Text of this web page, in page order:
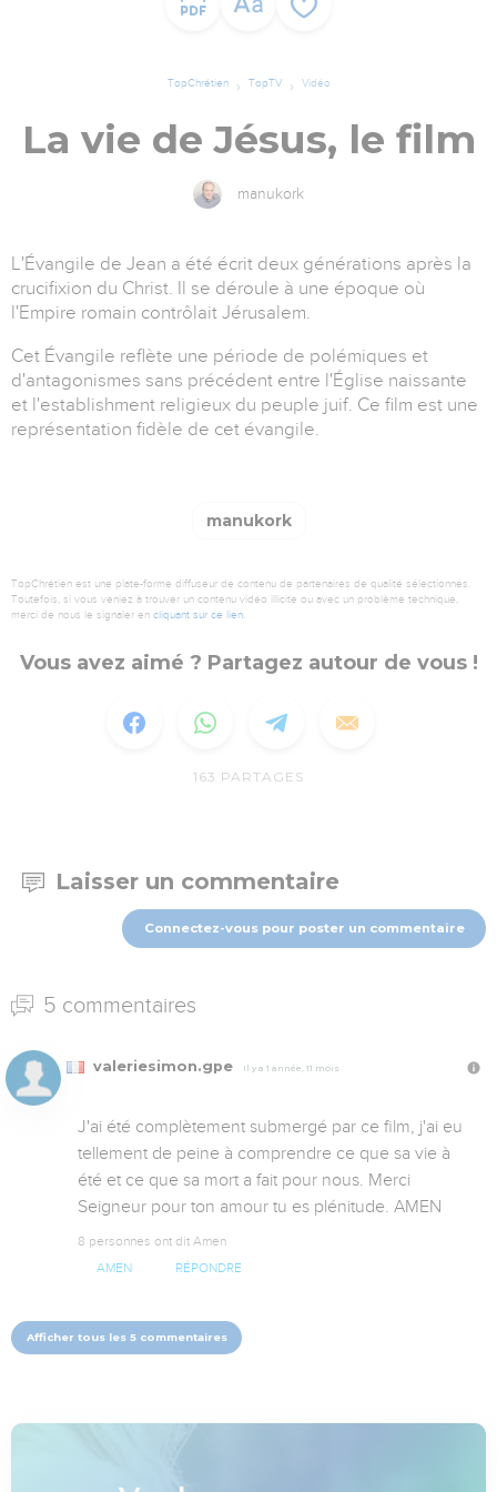
TopChrétien TopTV Vidéo
La vie de Jésus, le film
manukork
L'Évangile de Jean a été écrit deux générations après la
crucifixion du Christ. Il se déroule à une époque où
l'Empire romain contrôlait Jérusalem.
Cet Évangile reflète une période de polémiques et
d'antagonismes sans précédent entre l'Église naissante
et l'establishment religieux du peuple juif. Ce film est une
représentation fidèle de cet évangile.
manukork
TopChrétien est une plate-forme diffuseur de contenu de partenaires de qualité sélectionnés.
Toutefois, si vous veniez à trouver un contenu vidéo illicite ou avec un problème technique,
merci de nous le signaler en cliquant sur ce lien.
Vous avez aimé ? Partagez autour de vous !
163 PARTAGES
Laisser un commentaire
Connectez-vous pour poster un commentaire
5 commentaires
valeriesimon.gpe Il y a 1 année, 11 mois
J'ai été complètement submergé par ce film, j'ai eu
tellement de peine à comprendre ce que sa vie à
été et ce que sa mort a fait pour nous. Merci
Seigneur pour ton amour tu es plénitude. AMEN
8 personnes ont dit Amen
AMEN RÉPONDRE
Afficher tous les 5 commentaires